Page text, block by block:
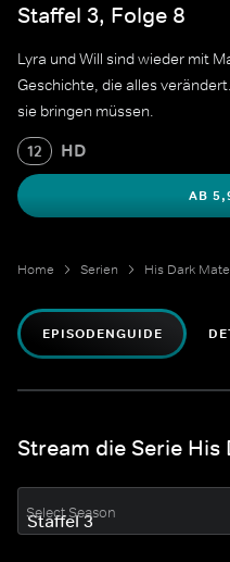
Staffel 3, Folge 8
Lyra und Will sind wieder mit
Geschichte, die alles
sie bringen müssen.
12 HD
AB
Home Serien His Dark
EPISODENGUIDE
Stream die Serie
Select Season